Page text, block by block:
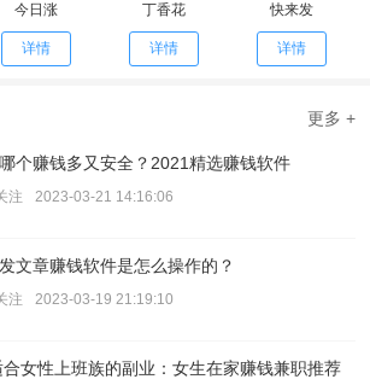
今日涨
详情
丁香花
详情
快来发
详情
更多 +
个赚钱多又安全？2021精选赚钱软件
注 2023-03-21 14:16:06
文章赚钱软件是怎么操作的？
注 2023-03-19 21:19:10
女性上班族的副业：女生在家赚钱兼职推荐